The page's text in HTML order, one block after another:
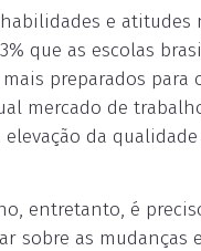
e atitudes
que as escolas
preparados para
mercado de
elevação da
entretanto, é
sobre as mudanças e